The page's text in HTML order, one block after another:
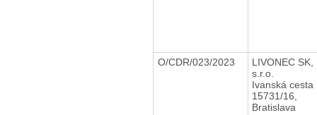
O/CDR/023/2023
LIVONEC SK,
s.r.o.
Ivanská cesta
15731/16,
Bratislava